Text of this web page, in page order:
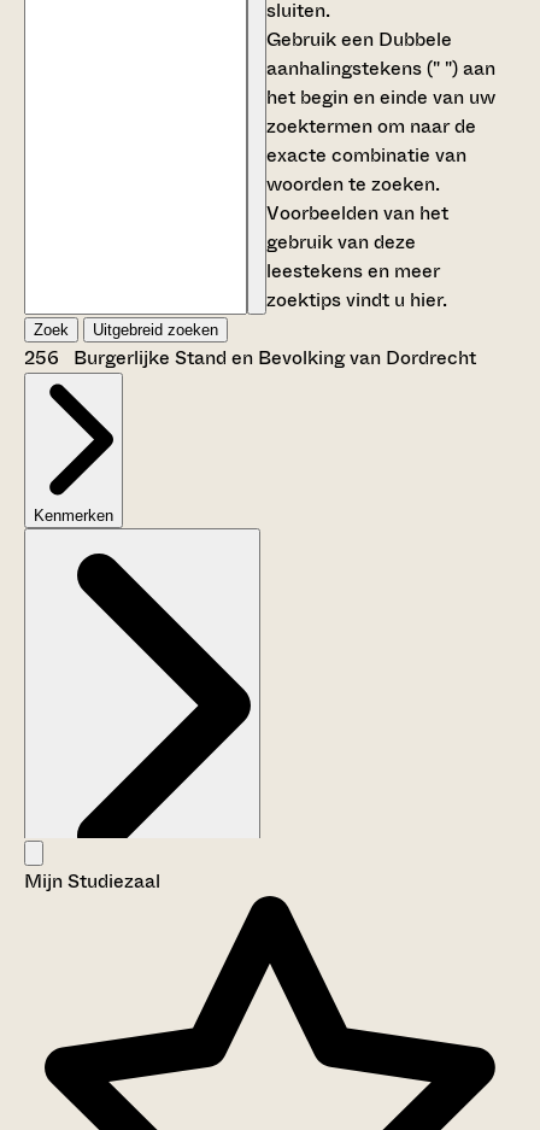
sluiten.
Gebruik een Dubbele
aanhalingstekens (" ")aan
het begin en einde van uw
zoektermen om naar de
exacte combinatie van
woorden te zoeken.
Voorbeelden van het
gebruik van deze
leestekens en meer
zoektips vindt u hier.
Zoek Uitgebreid zoeken
256 Burgerlijke Stand en Bevolking van Dordrecht
Kenmerken
Aanwijzingen voor de gebruiker
Mijn Studiezaal